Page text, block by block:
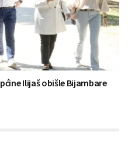
Ilijaš obišle Bijambare